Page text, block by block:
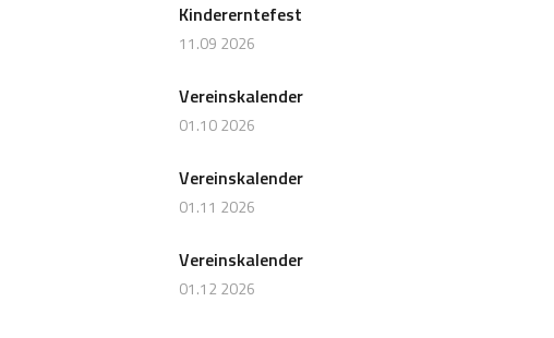
Kindererntefest
11.09 2026
Vereinskalender
01.10 2026
Vereinskalender
01.11 2026
Vereinskalender
01.12 2026